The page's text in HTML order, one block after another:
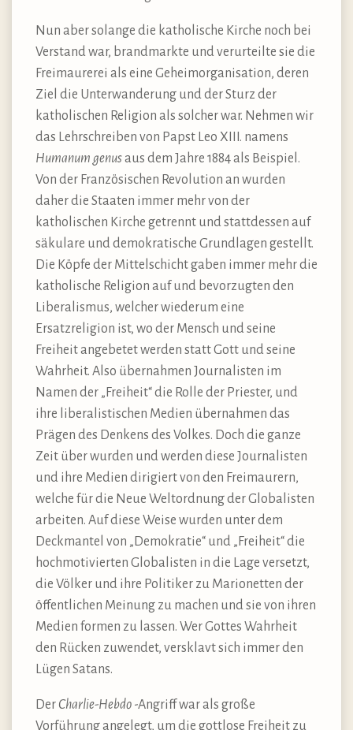
Nun aber solange die katholische Kirche noch bei
Verstand war, brandmarkte und verurteilte sie die
Freimaurerei als eine Geheimorganisation, deren
Ziel die Unterwanderung und der Sturz der
katholischen Religion als solcher war. Nehmen wir
das Lehrschreiben von Papst Leo XIII. namens
Humanum genusaus dem Jahre 1884 als Beispiel.
Von der Französischen Revolution an wurden
daher die Staaten immer mehr von der
katholischen Kirche getrennt und stattdessen auf
säkulare und demokratische Grundlagen gestellt.
Die Köpfe der Mittelschicht gaben immer mehr die
katholische Religion auf und bevorzugten den
Liberalismus, welcher wiederum eine
Ersatzreligion ist, wo der Mensch und seine
Freiheit angebetet werden statt Gott und seine
Wahrheit. Also übernahmen Journalisten im
Namen der „Freiheit“ die Rolle der Priester, und
ihre liberalistischen Medien übernahmen das
Prägen des Denkens des Volkes. Doch die ganze
Zeit über wurden und werden diese Journalisten
und ihre Medien dirigiert von den Freimaurern,
welche für die Neue Weltordnung der Globalisten
arbeiten. Auf diese Weise wurden unter dem
Deckmantel von „Demokratie“ und „Freiheit“ die
hochmotivierten Globalisten in die Lage versetzt,
die Völker und ihre Politiker zu Marionetten der
öffentlichen Meinung zu machen und sie von ihren
Medien formen zu lassen. Wer Gottes Wahrheit
den Rücken zuwendet, versklavt sich immer den
Lügen Satans.
Der Charlie-Hebdo -Angriff war als große
Vorführung angelegt, um die gottlose Freiheit zu